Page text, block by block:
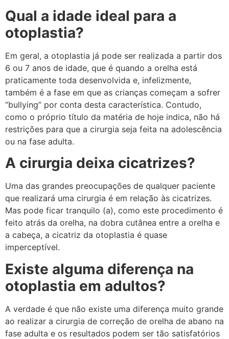
Qual a idade ideal para a
otoplastia?
Em geral, a otoplastia já pode ser realizada a partir dos
6 ou 7 anos de idade, que é quando a orelha está
praticamente toda desenvolvida e, infelizmente,
também é a fase em que as crianças começam a sofrer
“bullying” por conta desta característica. Contudo,
como o próprio título da matéria de hoje indica, não há
restrições para que a cirurgia seja feita na adolescência
ou na fase adulta.
A cirurgia deixa cicatrizes?
Uma das grandes preocupações de qualquer paciente
que realizará uma cirurgia é em relação às cicatrizes.
Mas pode ficar tranquilo (a), como este procedimento é
feito atrás da orelha, na dobra cutânea entre a orelha e
a cabeça, a cicatriz da otoplastia é quase
imperceptível.
Existe alguma diferença na
otoplastia em adultos?
A verdade é que não existe uma diferença muito grande
ao realizar a cirurgia de correção de orelha de abano na
fase adulta e os resultados podem ser tão satisfatórios